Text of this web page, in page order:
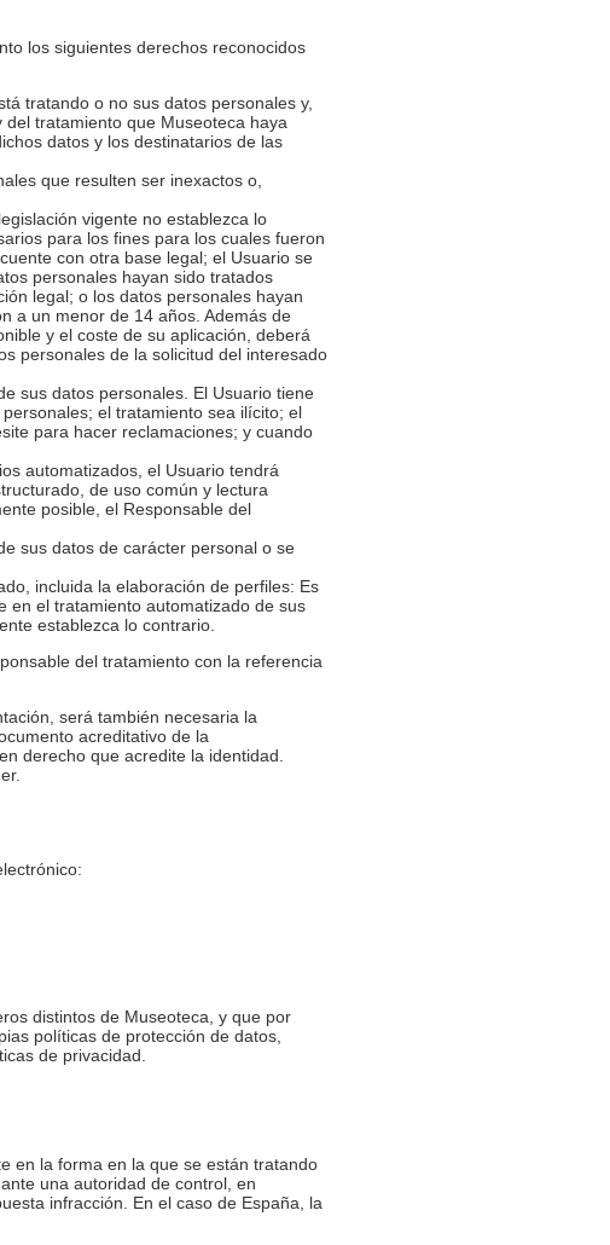
los siguientes derechos reconocidos
tratando o no sus datos personales y,
tratamiento que Museoteca haya
datos y los destinatarios de las
que resulten ser inexactos o,
vigente no establezca lo
para los fines para los cuales fueron
con otra base legal; el Usuario se
personales hayan sido tratados
legal; o los datos personales hayan
a un menor de 14 años. Además de
y el coste de su aplicación, deberá
personales de la solicitud del interesado
sus datos personales. El Usuario tiene
el tratamiento sea ilícito; el
para hacer reclamaciones; y cuando
automatizados, el Usuario tendrá
de uso común y lectura
posible, el Responsable del
sus datos de carácter personal o se
incluida la elaboración de perfiles: Es
en el tratamiento automatizado de sus
establezca lo contrario.
del tratamiento con la referencia
será también necesaria la
acreditativo de la
derecho que acredite la identidad.
distintos de Museoteca, y que por
políticas de protección de datos,
de privacidad.
en la forma en la que se están tratando
una autoridad de control, en
infracción. En el caso de España, la